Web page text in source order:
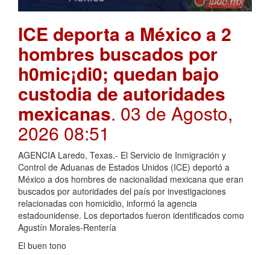
ICE deporta a México a 2
hombres buscados por
h0mic¡di0; quedan bajo
custodia de autoridades
mexicanas. 03 de Agosto,
2026 08:51
AGENCIA Laredo, Texas.- El Servicio de Inmigración y
Control de Aduanas de Estados Unidos (ICE) deportó a
México a dos hombres de nacionalidad mexicana que eran
buscados por autoridades del país por investigaciones
relacionadas con homicidio, informó la agencia
estadounidense. Los deportados fueron identificados como
Agustín Morales-Rentería
El buen tono